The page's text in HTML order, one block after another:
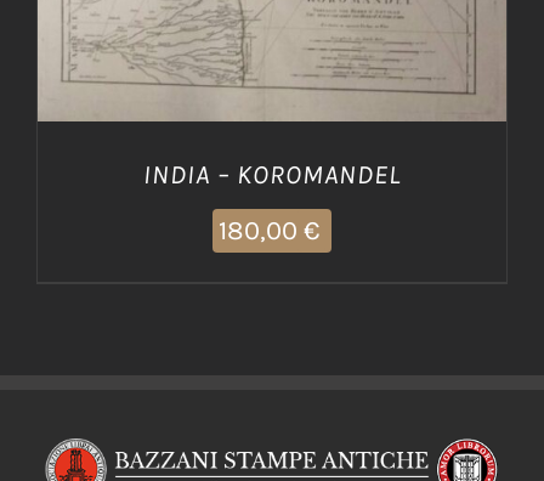
INDIA – KOROMANDEL
180,00 €